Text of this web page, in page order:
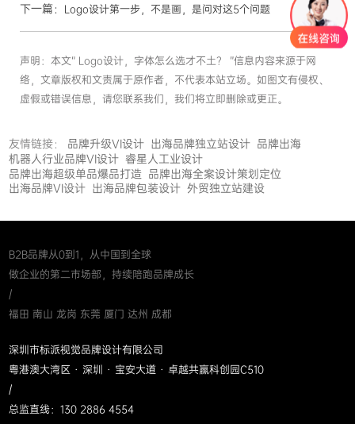
下一篇： Logo设计第一步，不是画，是问对这5个问题
声明：本文“ Logo设计，字体怎么选才不土？ ”信息内容来源于网
络，文章版权和文责属于原作者，不代表本站立场。如图文有侵权、
虚假或错误信息，请您联系我们，我们将立即删除或更正。
友情链接： 品牌升级VI设计 出海品牌独立站设计 品牌出海
机器人行业品牌VI设计 睿星人工业设计
品牌出海超级单品爆品打造 品牌出海全案设计策划定位
出海品牌VI设计 出海品牌包装设计 外贸独立站建设
B2B品牌从0到1，从中国到全球
做企业的第二市场部，持续陪跑品牌成长
/
福田 南山 龙岗 东莞 厦门 达州 成都
深圳市标派视觉品牌设计有限公司
粤港澳大湾区 · 深圳 · 宝安大道 · 卓越共赢科创园C510
/
总监直线：130 2886 4554